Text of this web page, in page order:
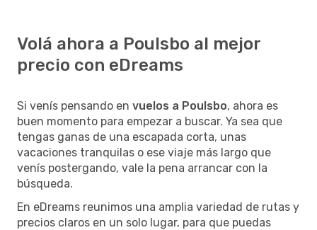
Volá ahora a Poulsbo al mejor
precio con eDreams
Si venís pensando en vuelos a Poulsbo, ahora es
buen momento para empezar a buscar. Ya sea que
tengas ganas de una escapada corta, unas
vacaciones tranquilas o ese viaje más largo que
venís postergando, vale la pena arrancar con la
búsqueda.
En eDreams reunimos una amplia variedad de rutas y
precios claros en un solo lugar, para que puedas